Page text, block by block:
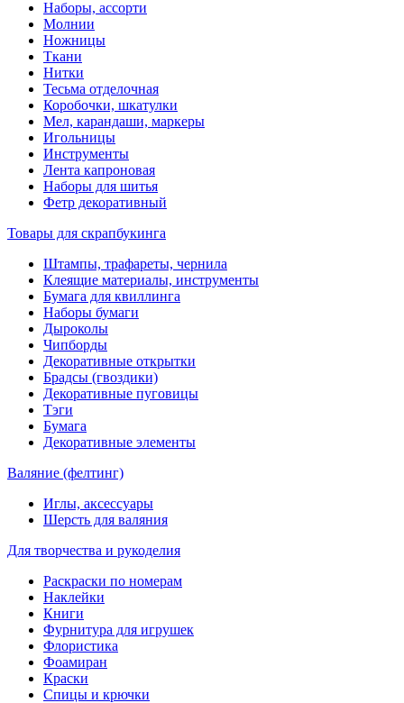
Наборы, ассорти
Молнии
Ножницы
Ткани
Нитки
Тесьма отделочная
Коробочки, шкатулки
Мел, карандаши, маркеры
Игольницы
Инструменты
Лента капроновая
Наборы для шитья
Фетр декоративный
Товары для скрапбукинга
Штампы, трафареты, чернила
Клеящие материалы, инструменты
Бумага для квиллинга
Наборы бумаги
Дыроколы
Чипборды
Декоративные открытки
Брадсы (гвоздики)
Декоративные пуговицы
Тэги
Бумага
Декоративные элементы
Валяние (фелтинг)
Иглы, аксессуары
Шерсть для валяния
Для творчества и рукоделия
Раскраски по номерам
Наклейки
Книги
Фурнитура для игрушек
Флористика
Фоамиран
Краски
Спицы и крючки